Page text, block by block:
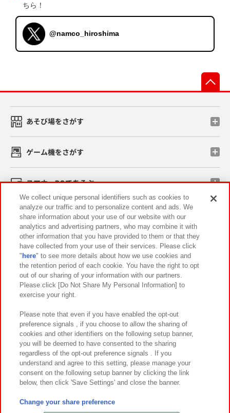
ちら！
@namco_hiroshima
あそび場をさがす
ゲーム機をさがす
スマホ・PCであそぶ
イベント・キャンペーン
関連会社 サステナビリティ サイトポリシー
プライバシーポリシー ウェブアクセシビリティ方針と検証結果
お取引先さまとともに
カスタマーハラスメント対応方針 よくあるご質問・お問い合わせ
©Bandai Namco Amusement Inc.
©Bandai Namco Amusement Lab Inc.
We collect unique personal identifiers such as cookies to
analyze our traffic and to personalize content and ads. We
share information about your use of our website with our
analytics and advertising partners, who may combine it with
other information that you have provided to them or that they
have collected from your use of their services. Please click
" here" to see more details about how we use cookies and
the retention period of each cookie. You have the right to opt
out of our sharing of your information with our partners.
Please click [Do Not Share My Personal Information] to
exercise your right.
Please note that even if you have enabled the opt-out
preference signals , if you choose to allow the sharing of
cookies and other identifiers on the following setup banner,
you will be deemed to have consented to the sharing
regardless of the opt-out preference signals . If you
understand and agree to this setting, please manage your
consent on the following setup banner by clicking the link
below, then click 'Save Settings' and close the banner.
Change your share preference